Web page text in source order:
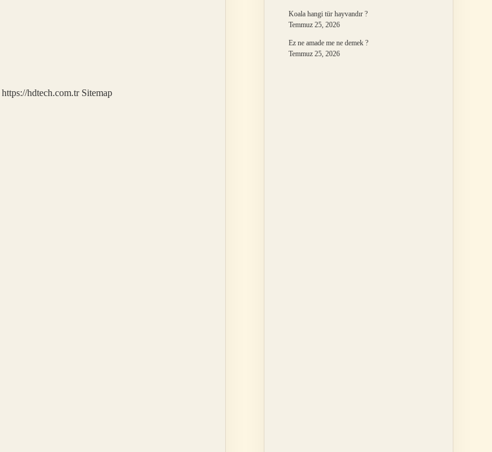
https://hdtech.com.tr Sitemap
Koala hangi tür hayvandır ?
Temmuz 25, 2026
Ez ne amade me ne demek ?
Temmuz 25, 2026